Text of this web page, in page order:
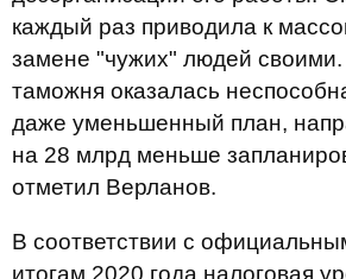
каждый раз приводила к
замене "чужих" людей своими.
таможня оказалась
даже уменьшенный план,
на 28 млрд меньше
отметил Верланов.
В соответствии с
итогам 2020 года налоговая